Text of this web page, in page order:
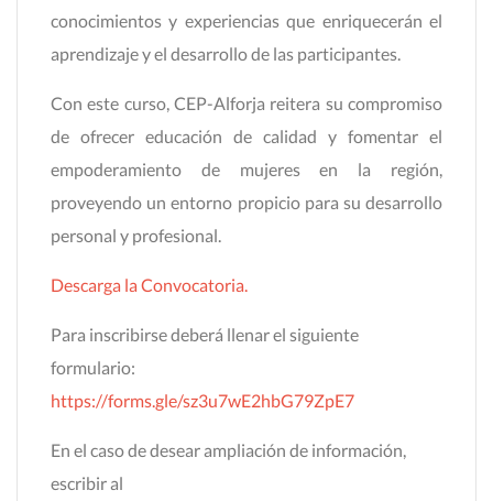
conocimientos y experiencias que enriquecerán el
aprendizaje y el desarrollo de las participantes.
Con este curso, CEP-Alforja reitera su compromiso
de ofrecer educación de calidad y fomentar el
empoderamiento de mujeres en la región,
proveyendo un entorno propicio para su desarrollo
personal y profesional.
Descarga la Convocatoria.
Para inscribirse deberá llenar el siguiente
formulario:
https://forms.gle/sz3u7wE2hbG79ZpE7
En el caso de desear ampliación de información,
escribir al